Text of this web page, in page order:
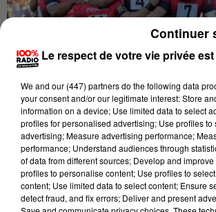
Publié : 8 janvier 2022 à 9h08 par Thomas
La fin du suspense en top 14. La
Toulousain - Montpellier est
Le respect de votre vie privée
We and our (447) partnersdo the following data
your consent and/or our legitimate interest: Store
information on a device; Use limited data to select
profiles for personalised advertising; Use profiles to
advertising; Measure advertising performance;
performance; Understand audiences through
of data from different sources; Develop and
profiles to personalise content; Use profiles to
content; Use limited data to select content; Ensure
detect fraud, and fix errors; Deliver and present
Continuer